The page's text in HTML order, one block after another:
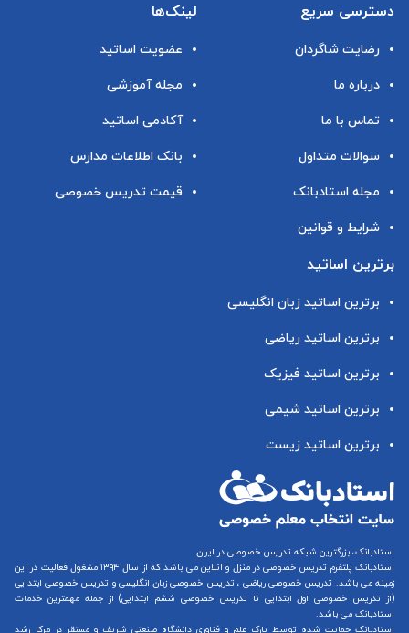
دسترسی سریع
رضایت شاگردان
درباره ما
تماس با ما
سوالات متداول
مجله استادبانک
شرایط و قوانین
لینک‌ها
عضویت اساتید
مجله آموزشی
آکادمی اساتید
بانک اطلاعات مدارس
قیمت تدریس خصوصی
برترین اساتید
برترین اساتید زبان انگلیسی
برترین اساتید ریاضی
برترین اساتید فیزیک
برترین اساتید شیمی
برترین اساتید زیست
استادبانک، بزرگترین شبکه تدریس خصوصی در ایران
استادبانک پلتفرم تدریس خصوصی در منزل و آنلاین
می باشد که از سال ۱۳۹۴ مشغول فعالیت در این
زمینه می باشد. تدریس خصوصی ریاضی ، تدریس خصوصی زبان انگلیسیو تدریس خصوصی ابتدایی
(از تدریس خصوصی اول ابتدایی تا تدریس خصوصی ششم ابتدایی) از جمله مهمترین خدمات
استادبانک می باشد.
استادبانک حمایت شده توسط پارک علم و فناوری دانشگاه صنعتی شریف و مستقر در مرکز رشد